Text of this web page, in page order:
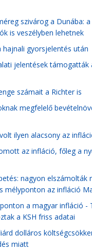
szivárog a Dunába:
is veszélyben lehetnek
hajnali gyorsjelentés után
jelentések támogatták
számait a Richter is
megfelelő
ilyen alacsony az
az infláció, főleg a
nagyon elszámolták
mélyponton az infláció
a magyar infláció -
a KSH friss adatai
dolláros
miatt